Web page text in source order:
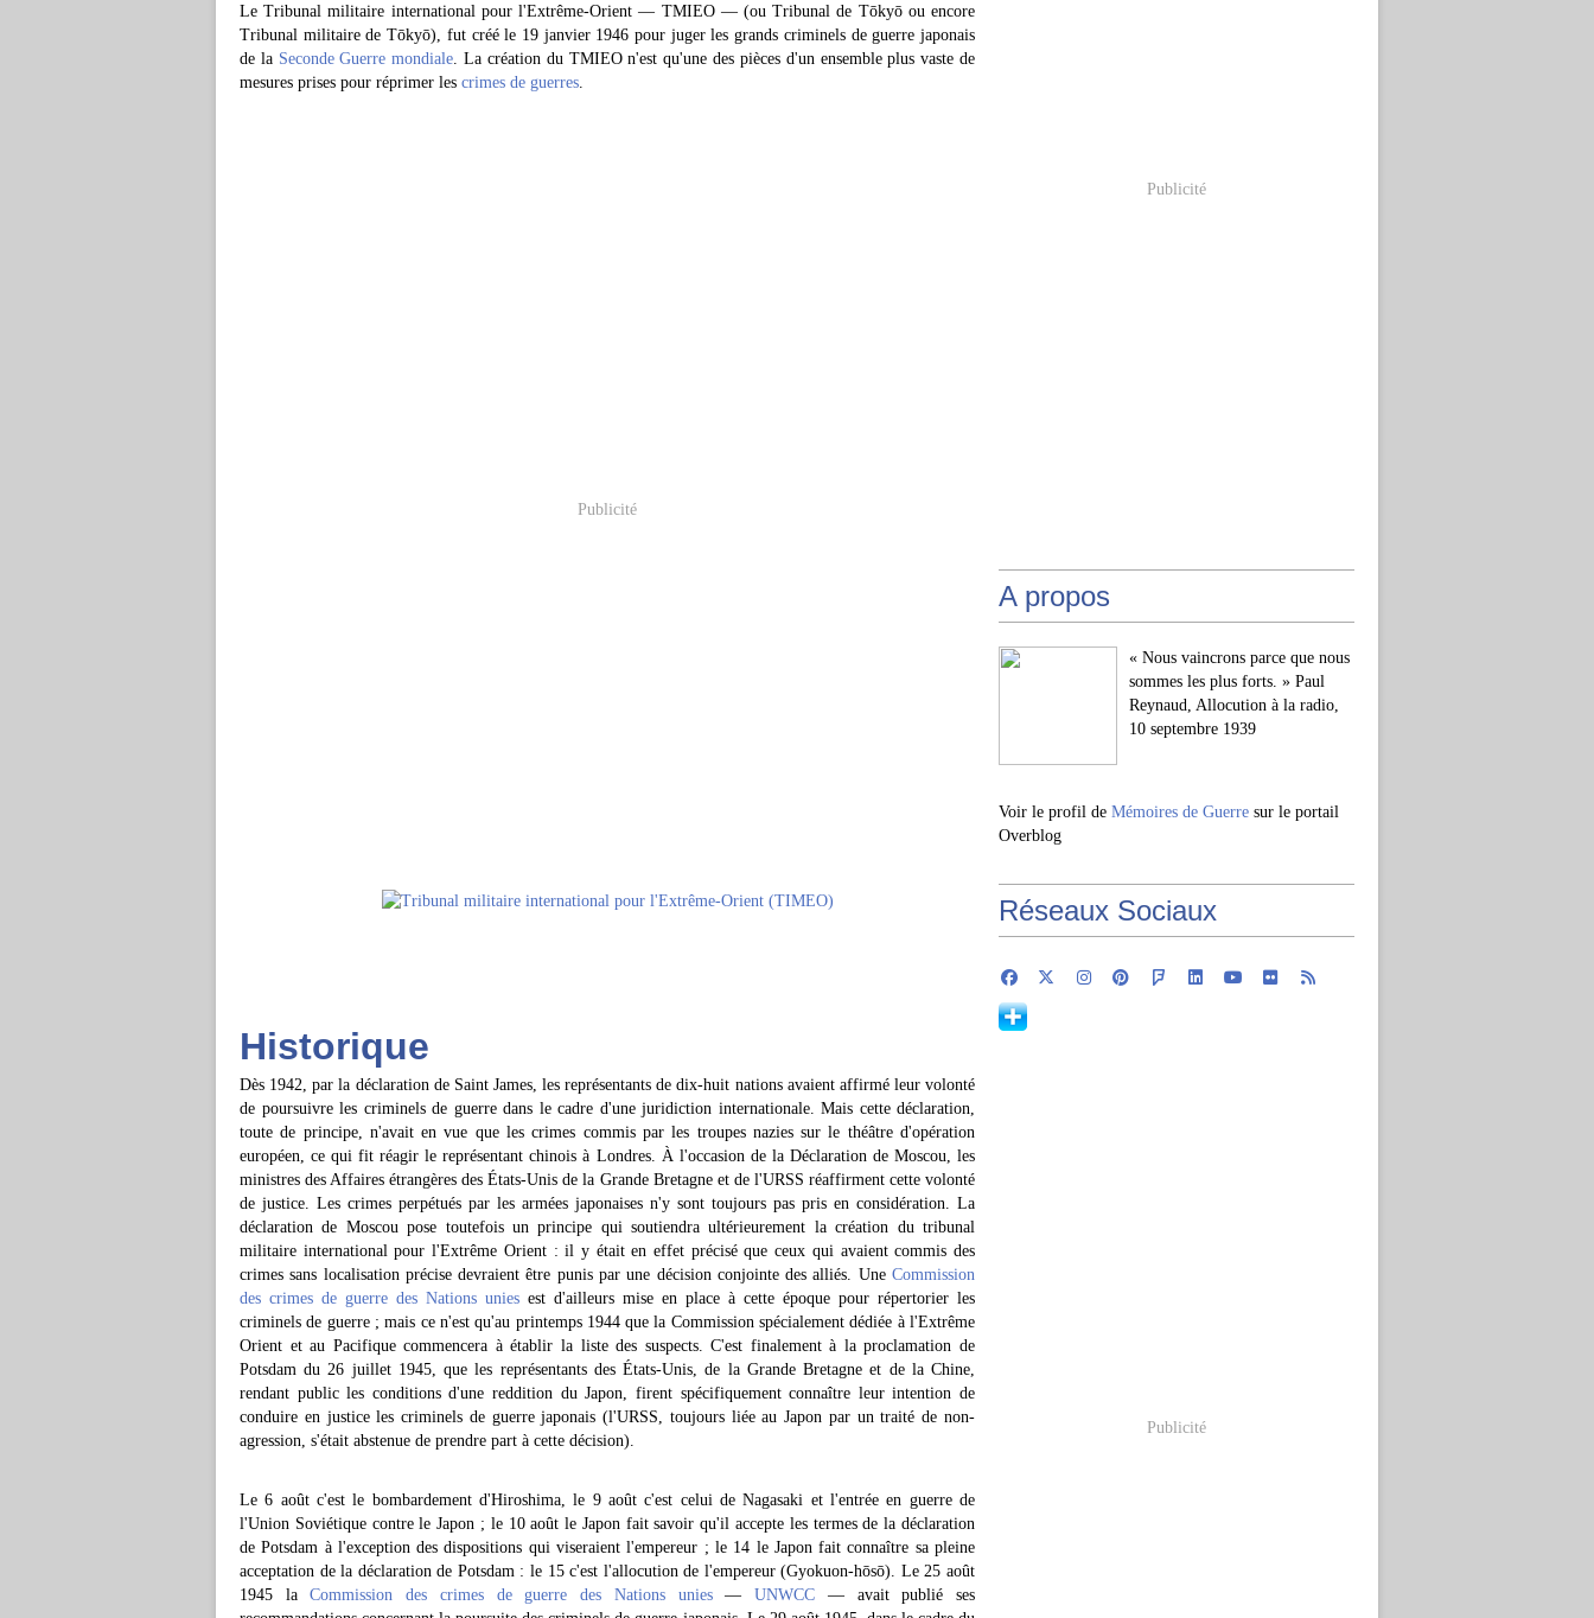
Le Tribunal militaire international pour l'Extrême-Orient — TMIEO — (ou Tribunal de Tōkyō ou encore
Tribunal militaire de Tōkyō), fut créé le 19 janvier 1946 pour juger les grands criminels de guerre japonais
de la Seconde Guerre mondiale. La création du TMIEO n'est qu'une des pièces d'un ensemble plus vaste de
mesures prises pour réprimer les crimes de guerres.
Publicité
Historique
Dès 1942, par la déclaration de Saint James, les représentants de dix-huit nations avaient affirmé leur volonté
de poursuivre les criminels de guerre dans le cadre d'une juridiction internationale. Mais cette déclaration,
toute de principe, n'avait en vue que les crimes commis par les troupes nazies sur le théâtre d'opération
européen, ce qui fit réagir le représentant chinois à Londres. À l'occasion de la Déclaration de Moscou, les
ministres des Affaires étrangères des États-Unis de la Grande Bretagne et de l'URSS réaffirment cette volonté
de justice. Les crimes perpétués par les armées japonaises n'y sont toujours pas pris en considération. La
déclaration de Moscou pose toutefois un principe qui soutiendra ultérieurement la création du tribunal
militaire international pour l'Extrême Orient : il y était en effet précisé que ceux qui avaient commis des
crimes sans localisation précise devraient être punis par une décision conjointe des alliés. Une Commission
des crimes de guerre des Nations unies est d'ailleurs mise en place à cette époque pour répertorier les
criminels de guerre ; mais ce n'est qu'au printemps 1944 que la Commission spécialement dédiée à l'Extrême
Orient et au Pacifique commencera à établir la liste des suspects. C'est finalement à la proclamation de
Potsdam du 26 juillet 1945, que les représentants des États-Unis, de la Grande Bretagne et de la Chine,
rendant public les conditions d'une reddition du Japon, firent spécifiquement connaître leur intention de
conduire en justice les criminels de guerre japonais (l'URSS, toujours liée au Japon par un traité de non-
agression, s'était abstenue de prendre part à cette décision).
Le 6 août c'est le bombardement d'Hiroshima, le 9 août c'est celui de Nagasaki et l'entrée en guerre de
l'Union Soviétique contre le Japon ; le 10 août le Japon fait savoir qu'il accepte les termes de la déclaration
de Potsdam à l'exception des dispositions qui viseraient l'empereur ; le 14 le Japon fait connaître sa pleine
acceptation de la déclaration de Potsdam : le 15 c'est l'allocution de l'empereur (Gyokuon-hōsō). Le 25 août
1945 laCommission des crimes de guerre des Nations unies—UNWCC — avait publié ses
Publicité
A propos
« Nous vaincrons parce que nous
sommes les plus forts. » Paul
Reynaud, Allocution à la radio,
10 septembre 1939
Voir le profil de Mémoires de Guerre sur le portail
Overblog
Réseaux Sociaux
Publicité